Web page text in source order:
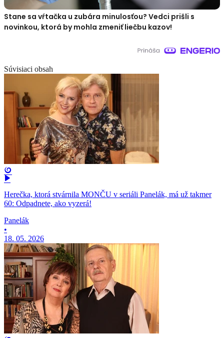
Stane sa vŕtačka u zubára minulosťou? Vedci prišli s
novinkou, ktorá by mohla zmeniť liečbu kazov!
Súvisiaci obsah
Herečka, ktorá stvárnila MONČU v seriáli Panelák, má už takmer
60: Odpadnete, ako vyzerá!
Panelák
•
18. 05. 2026